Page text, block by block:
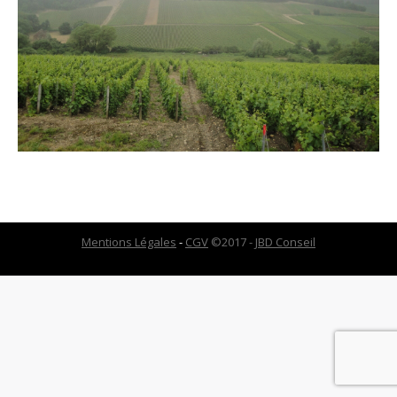
Mentions Légales - CGV ©2017 - JBD Conseil